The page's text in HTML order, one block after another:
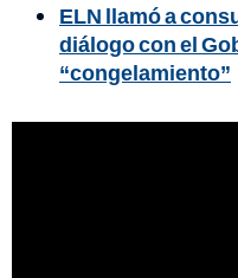
ELN llamó a
diálogo con el
“congelamiento”